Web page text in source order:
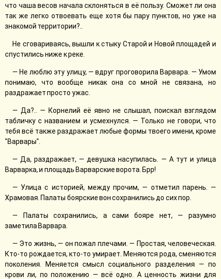
что чаша весов начала склоняться в её пользу. Сможет ли она
так же легко отвоевать еще хотя бы пару пунктов, но уже на
знакомой территории?..
Не сговариваясь, вышли к стыку Старой и Новой площадей и
спустились ниже к реке.
— Не люблю эту улицу, — вдруг проговорила Варвара. — Умом
понимаю, что вообще никак она со мной не связана, но
раздражает просто ужас.
— Да?.. — Корнелий её явно не слышал, поискал взглядом
табличку с названием и усмехнулся. — Только не говори, что
тебя всё также раздражает любые формы твоего имени, кроме
"Варвары".
— Да, раздражает, — девушка насупилась. — А тут и улица
Варварка, и площадь Варварские ворота. Брр!
— Улица с историей, между прочим, — отметил парень. —
Храмовая. Палаты боярские вон сохранились до сих пор.
— Палаты сохранились, а сами бояре нет, — разумно
заметила Варвара.
— Это жизнь, — он пожал плечами. — Простая, человеческая.
Кто-то рождается, кто-то умирает. Меняются рода, сменяются
поколения. Меняется смысл социального разделения — по
крови ли, по положению — всё одно. А ценность жизни для